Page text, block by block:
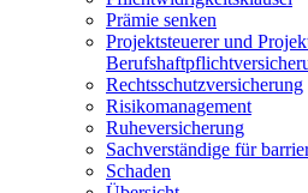
Prämie senken
Projektsteuerer und
Rechtsschutzversicherung
Risikomanagement
Ruheversicherung
Sachverständige für
Schaden